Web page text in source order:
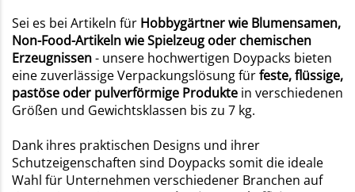
Sei es bei Artikeln für Hobbygärtner wie Blumensamen,
Non-Food-Artikeln wie Spielzeug oder chemischen
Erzeugnissen- unsere hochwertigen Doypacks bieten
eine zuverlässige Verpackungslösung fürfeste, flüssige,
pastöse oder pulverförmige Produkte in verschiedenen
Größen und Gewichtsklassen bis zu 7 kg.
Dank ihres praktischen Designs und ihrer
Schutzeigenschaften sind Doypacks somit die ideale
Wahl für Unternehmen verschiedener Branchen auf